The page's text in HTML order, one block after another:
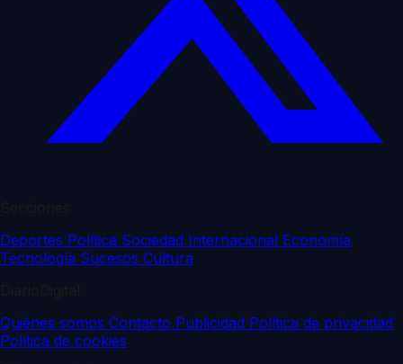
Deportes Política Sociedad Internacional Economía
Tecnología Sucesos Cultura
Quiénes somos Contacto Publicidad Política de privacidad
Política de cookies